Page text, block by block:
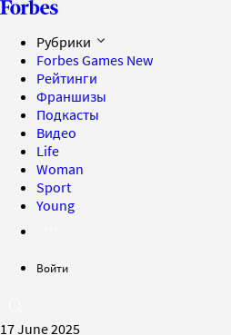
Рубрики
Forbes Games New
Рейтинги
Франшизы
Подкасты
Видео
Life
Woman
Sport
Young
Войти
17 June 2025